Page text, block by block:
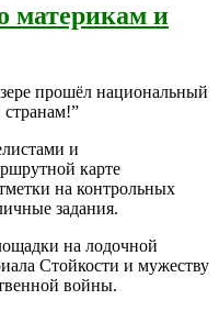
материкам и
прошёл национальный
и
карте
на контрольных
задания.
на лодочной
Стойкости и мужеству
войны.